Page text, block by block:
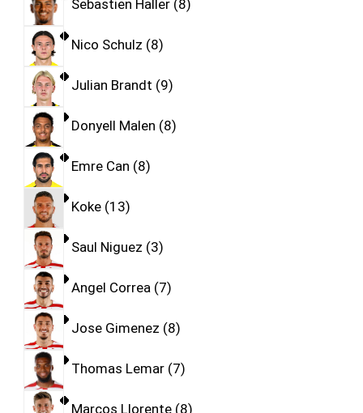
Sebastien Haller 8
Nico Schulz 8
Julian Brandt 9
Donyell Malen 8
Emre Can 8
Koke 13
Saul Niguez 3
Angel Correa 7
Jose Gimenez 8
Thomas Lemar 7
Marcos Llorente 8